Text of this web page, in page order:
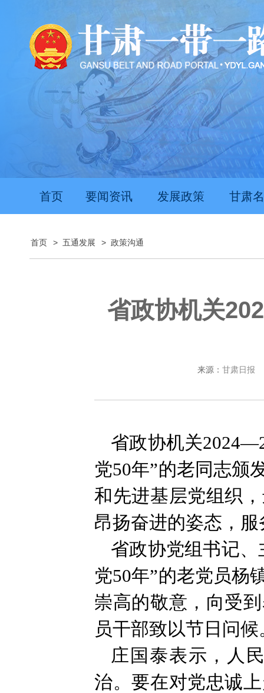
首页 要闻资讯 发展政策 甘肃
首页 > 五通发展 > 政策沟通
省政协机关
来源： 甘肃日报
省政协机关
党50年”的老同志颁
和先进基层党组织
昂扬奋进的姿态，
省政协党组书记
党50年”的老党员杨
崇高的敬意，向受
员干部致以节日问候
庄国泰表示，人
治。要在对党忠诚